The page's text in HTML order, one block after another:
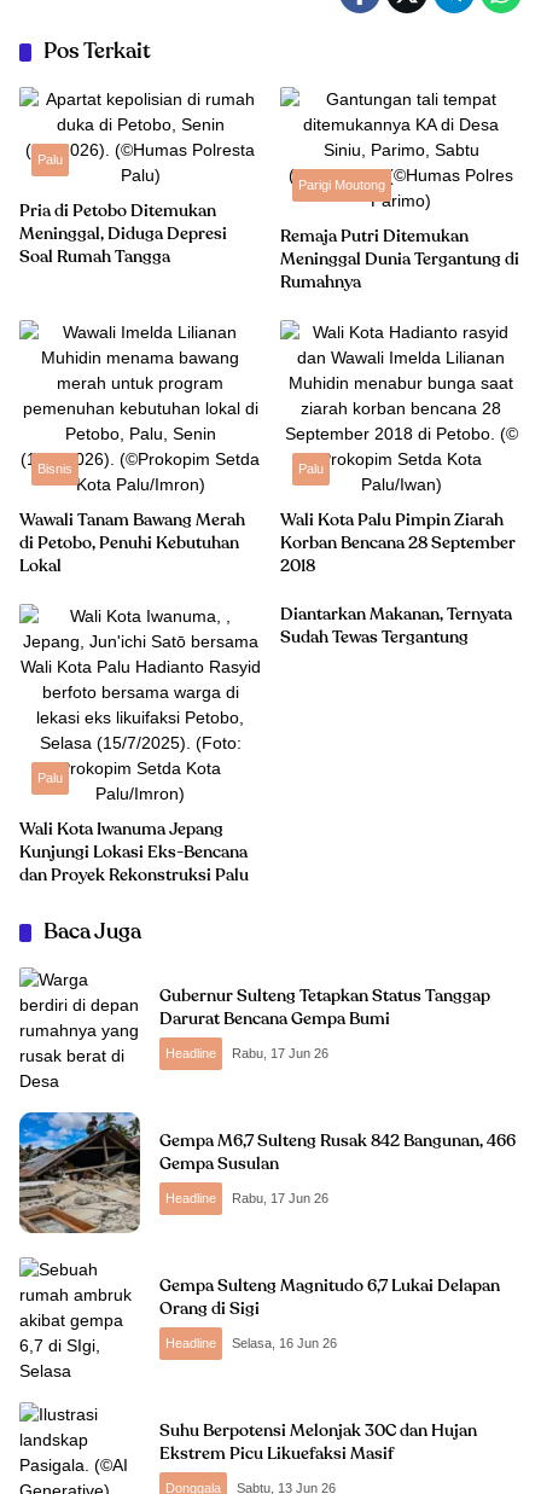
Pos Terkait
Palu
Pria di Petobo Ditemukan
Meninggal, Diduga Depresi
Soal Rumah Tangga
Parigi Moutong
Remaja Putri Ditemukan
Meninggal Dunia Tergantung di
Rumahnya
Bisnis
Wawali Tanam Bawang Merah
di Petobo, Penuhi Kebutuhan
Lokal
Palu
Wali Kota Palu Pimpin Ziarah
Korban Bencana 28 September
2018
Palu
Wali Kota Iwanuma Jepang
Kunjungi Lokasi Eks-Bencana
dan Proyek Rekonstruksi Palu
Diantarkan Makanan, Ternyata
Sudah Tewas Tergantung
Baca Juga
Gubernur Sulteng Tetapkan Status Tanggap
Darurat Bencana Gempa Bumi
Headline Rabu, 17 Jun 26
Gempa M6,7 Sulteng Rusak 842 Bangunan, 466
Gempa Susulan
Headline Rabu, 17 Jun 26
Gempa Sulteng Magnitudo 6,7 Lukai Delapan
Orang di Sigi
Headline Selasa, 16 Jun 26
Suhu Berpotensi Melonjak 30C dan Hujan
Ekstrem Picu Likuefaksi Masif
Donggala Sabtu, 13 Jun 26